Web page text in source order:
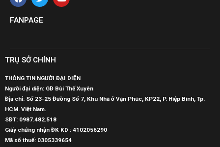
FANPAGE
TRỤ SỞ CHÍNH
THÔNG TIN NGƯỜI ĐẠI DIỆN
Người đại diện: GĐ Bùi Thế Xuyên
Địa chỉ: Số 23-25 Đường Số 7, Khu Nhà ở Vạn Phúc, KP22, P. Hiệp Bình, Tp.
HCM. Việt Nam.
SĐT: 0987.482.518
Giấy chứng nhận ĐK KD : 4102056290
Mã số thuế: 0305339654